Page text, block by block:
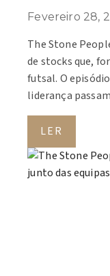
Fevereiro 28,
The Stone
de stocks que,
futsal. O
liderança
LER